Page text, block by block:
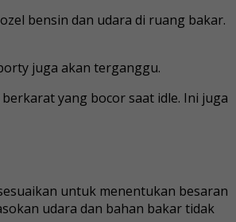
bensin dan udara di ruang bakar.
juga akan terganggu.
yang bocor saat idle. Ini juga
untuk menentukan besaran
udara dan bahan bakar tidak